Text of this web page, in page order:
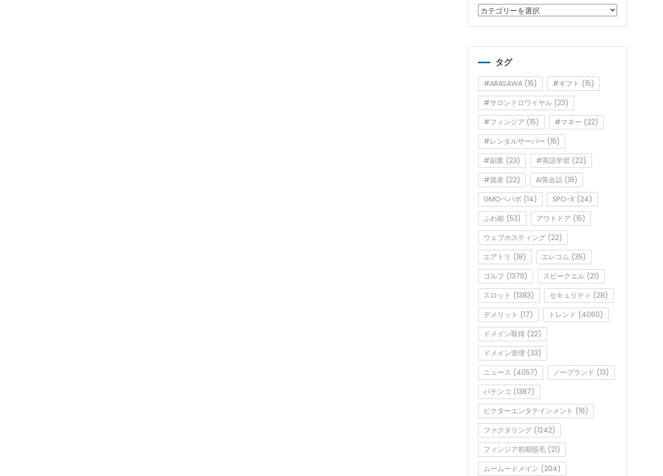
カ
リ
ー
タグ
#ARASAWA (15) #ギフト (15)
#サロンドロワイヤル (23)
#フィンジア (15) #マネー (22)
#レンタルサーバー (15)
#副業 (23) #英語学習 (22)
#資産 (22) AI英会話 (18)
GMOペパボ (14) SPO-X (24)
ふわ姫 (53) アウトドア (15)
ウェブホスティング (22)
エアトリ (18) エレコム (35)
ゴルフ (1379) スピークエル (21)
スロット (1383) セキュリティ (28)
デメリット (17) トレンド (4060)
ドメイン取得 (22)
ドメイン管理 (33)
ニュース (4057) ノーブランド (13)
パチンコ (1387)
ビクターエンタテインメント (16)
ファクタリング (1242)
フィンジア初期脱毛 (21)
ムームードメイン (204)